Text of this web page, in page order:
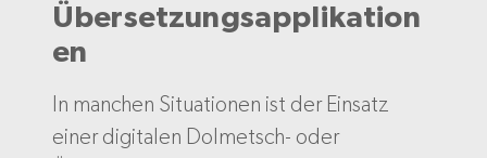
Übersetzungsapplikation
en
In manchen Situationen ist der Einsatz
einer digitalen Dolmetsch- oder